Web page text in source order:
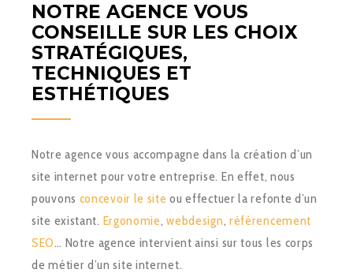
NOTRE AGENCE VOUS
CONSEILLE SUR LES CHOIX
STRATÉGIQUES,
TECHNIQUES ET
ESTHÉTIQUES
Notre agence vous accompagne dans la création d’un
site internet pour votre entreprise. En effet, nous
pouvons concevoir le site ou effectuer la refonte d’un
site existant. Ergonomie,webdesign, référencement
SEO… Notre agence intervient ainsi sur tous les corps
de métier d’un site internet.